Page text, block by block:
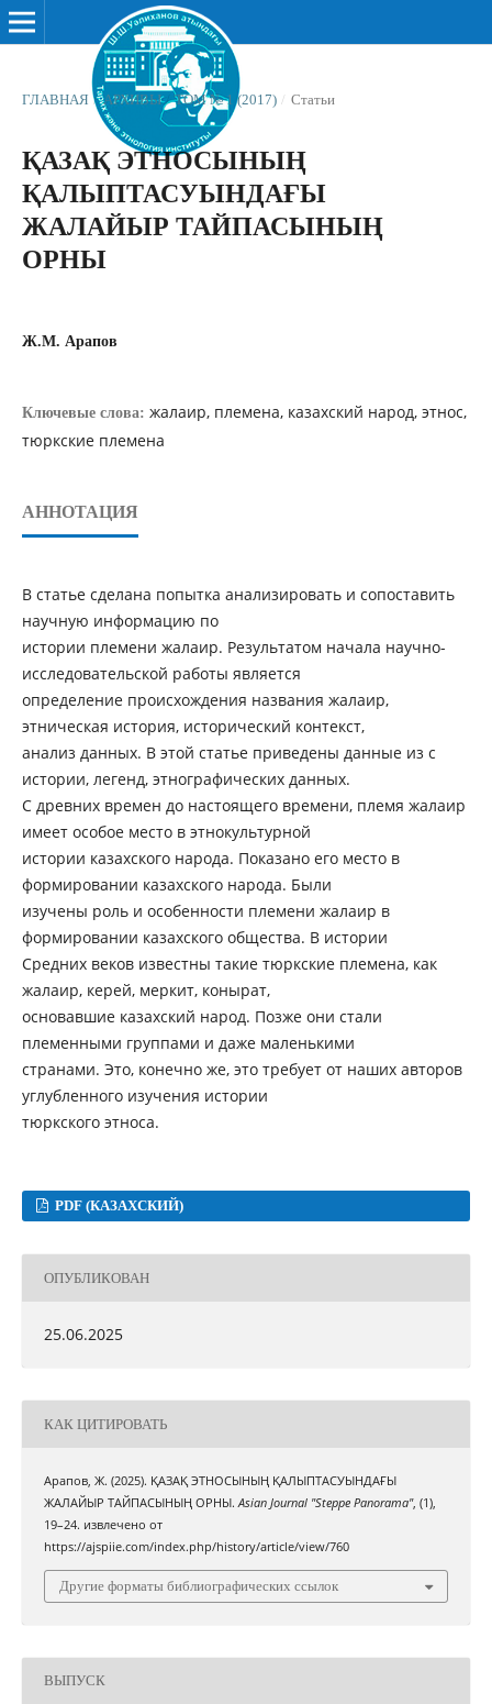
ГЛАВНАЯ / АРХИВЫ / ТОМ № 1 (2017) / Статьи
ҚАЗАҚ ЭТНОСЫНЫҢ
ҚАЛЫПТАСУЫНДАҒЫ
ЖАЛАЙЫР ТАЙПАСЫНЫҢ
ОРНЫ
Ж.М. Арапов
Ключевые слова: жалаир, племена, казахский народ, этнос,
тюркские племена
АННОТАЦИЯ
В статье сделана попытка анализировать и сопоставить
научную информацию по
истории племени жалаир. Результатом начала научно-
исследовательской работы является
определение происхождения названия жалаир,
этническая история, исторический контекст,
анализ данных. В этой статье приведены данные из с
истории, легенд, этнографических данных.
С древних времен до настоящего времени, племя жалаир
имеет особое место в этнокультурной
истории казахского народа. Показано его место в
формировании казахского народа. Были
изучены роль и особенности племени жалаир в
формировании казахского общества. В истории
Средних веков известны такие тюркские племена, как
жалаир, керей, меркит, конырат,
основавшие казахский народ. Позже они стали
племенными группами и даже маленькими
странами. Это, конечно же, это требует от наших авторов
углубленного изучения истории
тюркского этноса.
PDF (КАЗАХСКИЙ)
ОПУБЛИКОВАН
25.06.2025
КАК ЦИТИРОВАТЬ
Арапов, Ж. (2025). ҚАЗАҚ ЭТНОСЫНЫҢ ҚАЛЫПТАСУЫНДАҒЫ
ЖАЛАЙЫР ТАЙПАСЫНЫҢ ОРНЫ.Asian Journal "Steppe Panorama", (1),
19–24. извлечено от
https://ajspiie.com/index.php/history/article/view/760
Другие форматы библиографических ссылок
ВЫПУСК